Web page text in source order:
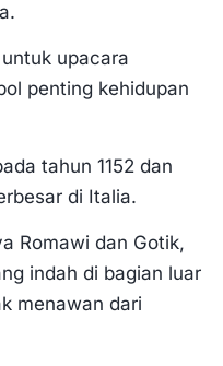
upacara
penting kehidupan
tahun 1152 dan
di Italia.
Romawi dan Gotik,
indah di bagian luar
menawan dari